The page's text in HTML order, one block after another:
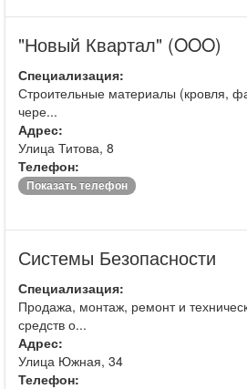
"Новый Квартал" (OOO)
Специализация:
Строительные материалы (кровля,
чере...
Адрес:
Улица Титова, 8
Телефон:
Показать телефон
Системы Безопасности
Специализация:
Продажа, монтаж, ремонт и
средств о...
Адрес:
Улица Южная, 34
Телефон: